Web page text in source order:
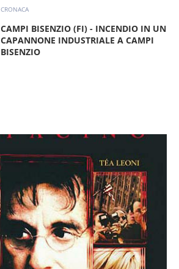
CRONACA
CAMPI BISENZIO (FI) - INCENDIO IN UN
CAPANNONE INDUSTRIALE A CAMPI
BISENZIO